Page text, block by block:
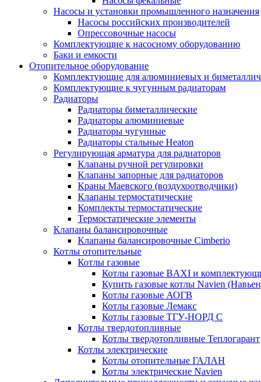
Насосы и установки промышленного назначения
Насосы российских производителей
Опрессовочные насосы
Комплектующие к насосному оборудованию
Баки и емкости
Отопительное оборудование
Комплектующие для алюминиевых и
Комплектующие к чугунным радиаторам
Радиаторы
Радиаторы биметаллические
Радиаторы алюминиевые
Радиаторы чугунные
Радиаторы стальные Heaton
Регулирующая арматура для радиаторов
Клапаны ручной регулировки
Клапаны запорные для радиаторов
Краны Маевского (воздухоотводчики)
Клапаны термостатические
Комплекты термостатические
Термостатические элементы
Клапаны балансировочные
Клапаны балансировочные Cimberio
Котлы отопительные
Котлы газовые
Котлы газовые BAXI и
Купить газовые котлы Navien
Котлы газовые АОГВ
Котлы газовые Лемакс
Котлы газовые ТГУ-НОРД С
Котлы твердотопливные
Котлы твердотопливные Теплогарант
Котлы электрические
Котлы отопительные ГАЛАН
Котлы электрические Navien